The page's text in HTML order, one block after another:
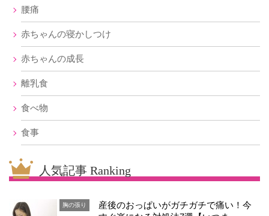
腰痛
赤ちゃんの寝かしつけ
赤ちゃんの成長
離乳食
食べ物
食事
人気記事 Ranking
胸の張り
産後のおっぱいがガチガチで痛い！今